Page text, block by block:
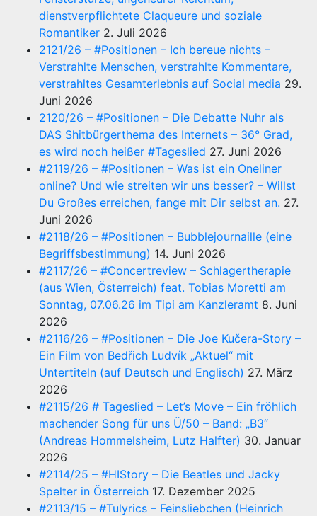
dienstverpflichtete Claqueure und soziale
Romantiker 2. Juli 2026
2121/26 – #Positionen – Ich bereue nichts –
Verstrahlte Menschen, verstrahlte Kommentare,
verstrahltes Gesamterlebnis auf Social media 29.
Juni 2026
2120/26 – #Positionen – Die Debatte Nuhr als
DAS Shitbürgerthema des Internets – 36° Grad,
es wird noch heißer #Tageslied 27. Juni 2026
#2119/26 – #Positionen – Was ist ein Oneliner
online? Und wie streiten wir uns besser? – Willst
Du Großes erreichen, fange mit Dir selbst an. 27.
Juni 2026
#2118/26 – #Positionen – Bubblejournaille (eine
Begriffsbestimmung) 14. Juni 2026
#2117/26 – #Concertreview – Schlagertherapie
(aus Wien, Österreich) feat. Tobias Moretti am
Sonntag, 07.06.26 im Tipi am Kanzleramt 8. Juni
2026
#2116/26 – #Positionen – Die Joe Kučera-Story –
Ein Film von Bedřich Ludvík „Aktuel“ mit
Untertiteln (auf Deutsch und Englisch) 27. März
2026
#2115/26 # Tageslied – Let’s Move – Ein fröhlich
machender Song für uns Ü/50 – Band: „B3“
(Andreas Hommelsheim, Lutz Halfter) 30. Januar
2026
#2114/25 – #HIStory – Die Beatles und Jacky
Spelter in Österreich 17. Dezember 2025
#2113/15 – #Tulyrics – Feinsliebchen (Heinrich